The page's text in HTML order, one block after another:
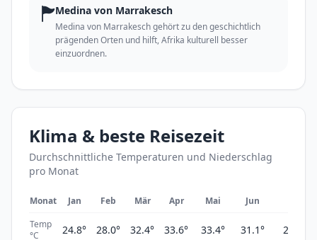
🏲Medina von Marrakesch
Medina von Marrakesch gehört zu den geschichtlich
prägenden Orten und hilft, Afrika kulturell besser
einzuordnen.
Klima & beste Reisezeit
Durchschnittliche Temperaturen und Niederschlag
pro Monat
Monat Jan Feb Mär Apr Mai Jun
Temp
°C
24.8° 28.0° 32.4° 33.6° 33.4° 31.1° 27.3°